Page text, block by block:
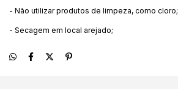
- Não utilizar produtos de limpeza, como cloro;
- Secagem em local arejado;